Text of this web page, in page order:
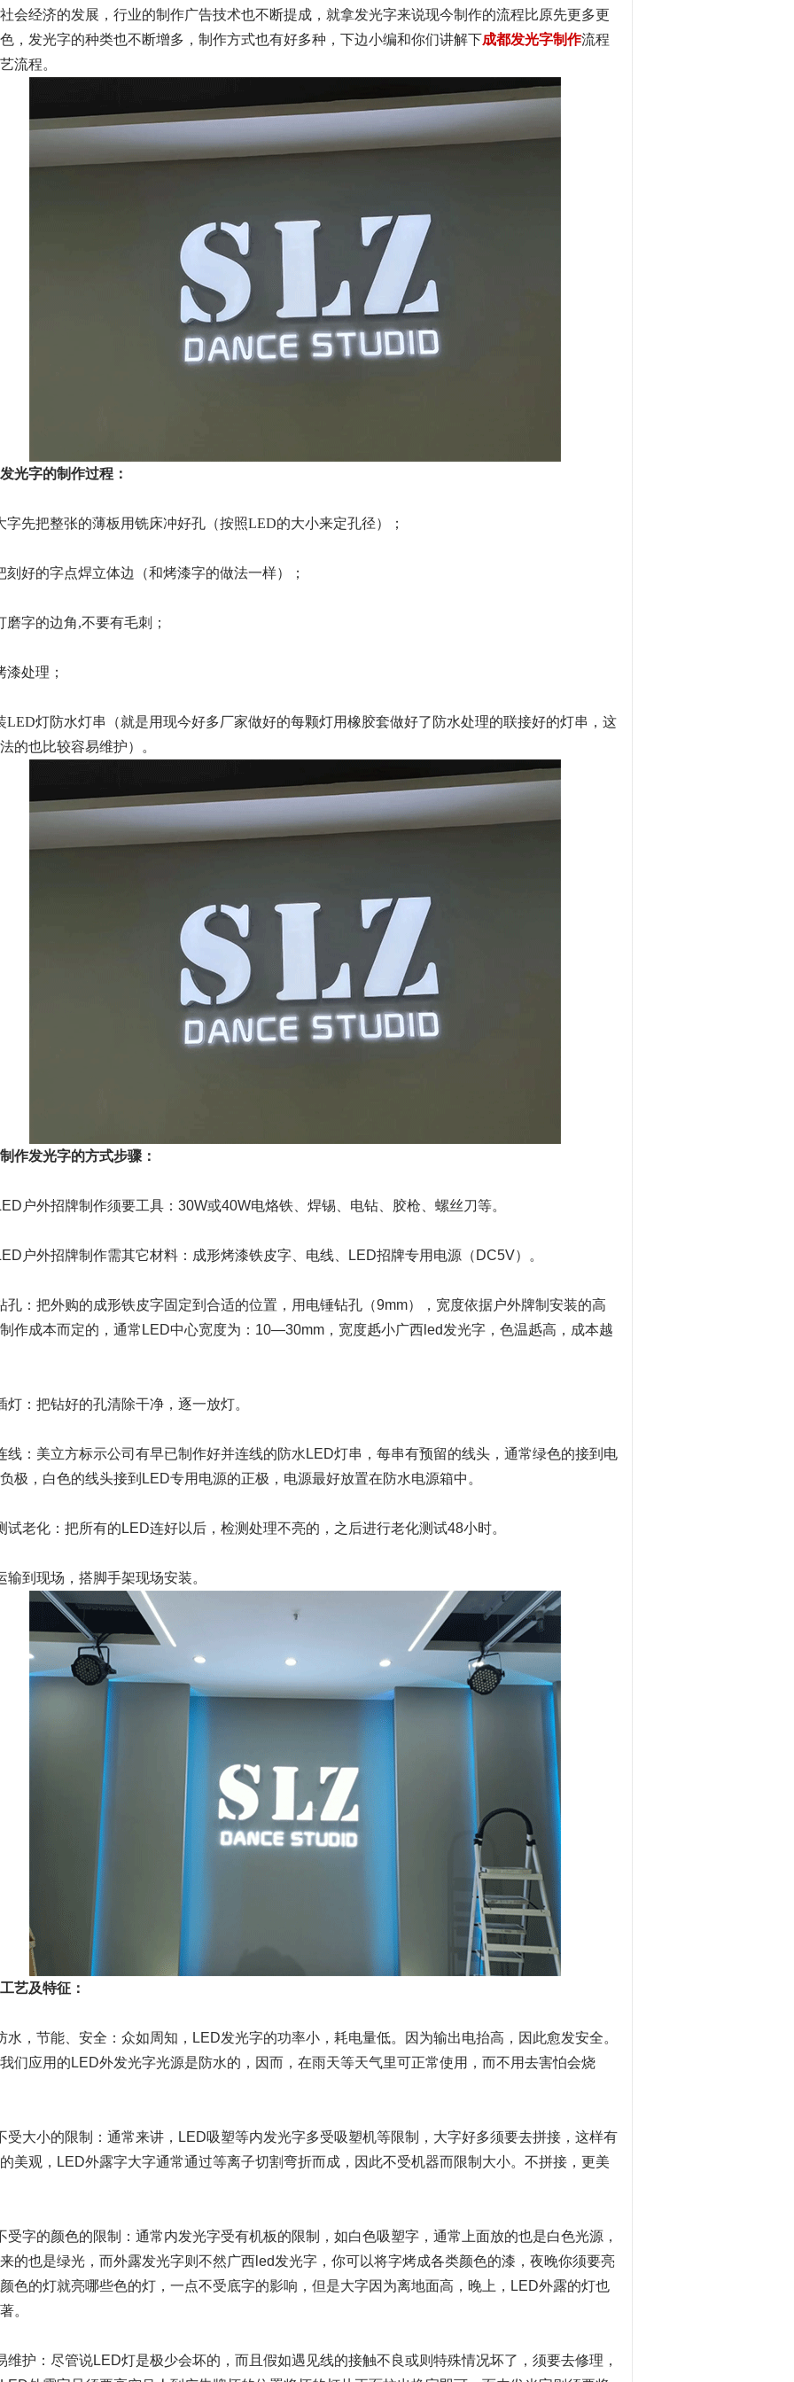
会经济的发展，行业的制作广告技术也不断提成，就拿发光字来说现今制作的流程比原先更多更
，发光字的种类也不断增多，制作方式也有好多种，下边小编和你们讲解下成都发光字制作流程
流程。
光字的制作过程：
字先把整张的薄板用铣床冲好孔（按照LED的大小来定孔径）；
刻好的字点焊立体边（和烤漆字的做法一样）；
磨字的边角,不要有毛刺；
漆处理；
LED灯防水灯串（就是用现今好多厂家做好的每颗灯用橡胶套做好了防水处理的联接好的灯串，这
的也比较容易维护）。
作发光字的方式步骤：
户外招牌制作须要工具：30W或40W电烙铁、焊锡、电钻、胶枪、螺丝刀等。
户外招牌制作需其它材料：成形烤漆铁皮字、电线、LED招牌专用电源（DC5V）。
孔：把外购的成形铁皮字固定到合适的位置，用电锤钻孔（9mm），宽度依据户外牌制安装的高
作成本而定的，通常LED中心宽度为：10—30mm，宽度赿小广西led发光字，色温赿高，成本越
灯：把钻好的孔清除干净，逐一放灯。
线：美立方标示公司有早已制作好并连线的防水LED灯串，每串有预留的线头，通常绿色的接到电
极，白色的线头接到LED专用电源的正极，电源最好放置在防水电源箱中。
试老化：把所有的LED连好以后，检测处理不亮的，之后进行老化测试48小时。
输到现场，搭脚手架现场安装。
艺及特征：
水，节能、安全：众如周知，LED发光字的功率小，耗电量低。因为输出电抬高，因此愈发安全。
们应用的LED外发光字光源是防水的，因而，在雨天等天气里可正常使用，而不用去害怕会烧
受大小的限制：通常来讲，LED吸塑等内发光字多受吸塑机等限制，大字好多须要去拼接，这样有
美观，LED外露字大字通常通过等离子切割弯折而成，因此不受机器而限制大小。不拼接，更美
受字的颜色的限制：通常内发光字受有机板的限制，如白色吸塑字，通常上面放的也是白色光源，
的也是绿光，而外露发光字则不然广西led发光字，你可以将字烤成各类颜色的漆，夜晚你须要亮
色的灯就亮哪些色的灯，一点不受底字的影响，但是大字因为离地面高，晚上，LED外露的灯也
。
维护：尽管说LED灯是极少会坏的，而且假如遇见线的接触不良或则特殊情况坏了，须要去修理，